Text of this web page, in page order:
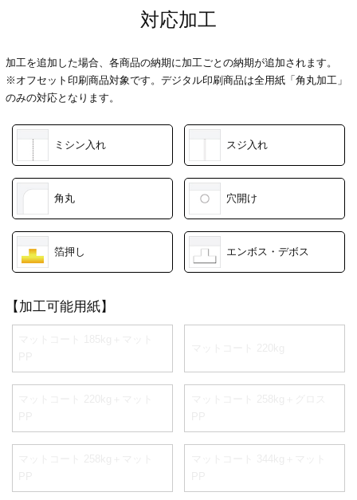
対応加工
加工を追加した場合、各商品の納期に加工ごとの納期が追加されます。
※オフセット印刷商品対象です。デジタル印刷商品は全用紙「角丸加工」
のみの対応となります。
ミシン入れ スジ入れ
角丸 穴開け
箔押し エンボス・デボス
【加工可能用紙】